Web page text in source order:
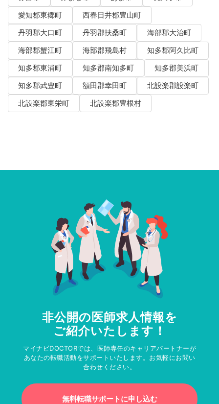
愛知郡東郷町
西春日井郡豊山町
丹羽郡大口町
丹羽郡扶桑町
海部郡大治町
海部郡蟹江町
海部郡飛島村
知多郡阿久比町
知多郡東浦町
知多郡南知多町
知多郡美浜町
知多郡武豊町
額田郡幸田町
北設楽郡設楽町
北設楽郡東栄町
北設楽郡豊根村
非公開の医師求人情報を
ご紹介いたします！
マイナビDOCTORでは、医師専任のキャリアパートナーが
あなたの転職活動をサポートいたします。お気軽にお問い
合わせください。
無料転職サポートに申し込む